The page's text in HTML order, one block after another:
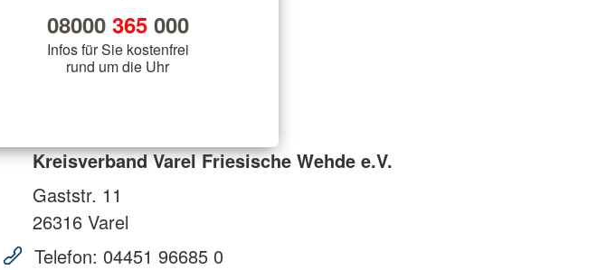
08000 365000
Infos für Sie kostenfrei
rund um die Uhr
Kreisverband Varel Friesische Wehde e.V.
Gaststr. 11
26316 Varel
Telefon: 04451 96685 0